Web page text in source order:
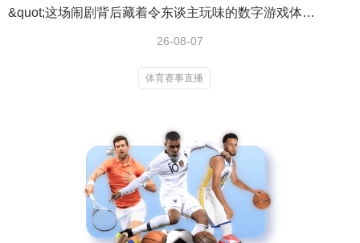
&quot;这场闹剧背后藏着令东谈主玩味的数字游戏体育赛事直播
26-08-07
体育赛事直播